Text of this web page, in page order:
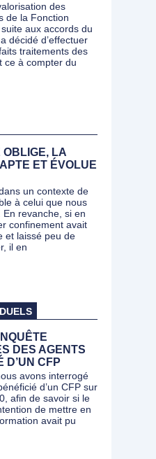
des
de la Fonction
aux accords du
décidé d’effectuer
traitements des
ce à compter du
OBLIGE, LA
ET ÉVOLUE
un contexte de
à celui que nous
revanche, si en
confinement avait
et laissé peu de
il en
DES AGENTS
D’UN CFP
avons interrogé
d’un CFP sur
afin de savoir si le
de mettre en
avait pu